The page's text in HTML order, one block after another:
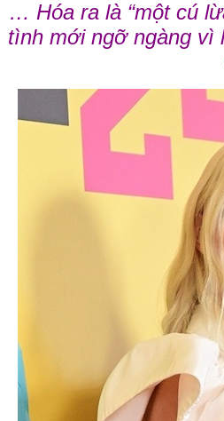
… Hóa ra là “một cú
tình mới ngỡ ngàng vì